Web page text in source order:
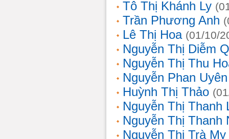
Tô Thị Khánh Ly
Trần Phương Anh
Lê Thị Hoa (01/10/
Nguyễn Thị Diễm
Nguyễn Thị Thu
Nguyễn Phan
Huỳnh Thị Thảo
Nguyễn Thị Thanh
Nguyễn Thị Thanh
Nguyễn Thị Trà My